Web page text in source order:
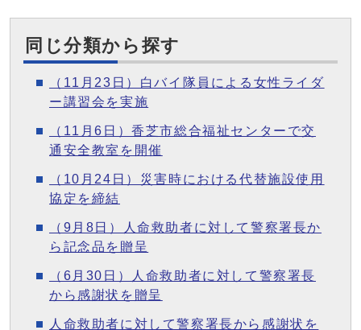
同じ分類から探す
（11月23日）白バイ隊員による女性ライダ
ー講習会を実施
（11月6日）香芝市総合福祉センターで交
通安全教室を開催
（10月24日）災害時における代替施設使用
協定を締結
（9月8日）人命救助者に対して警察署長か
ら記念品を贈呈
（6月30日）人命救助者に対して警察署長
から感謝状を贈呈
人命救助者に対して警察署長から感謝状を